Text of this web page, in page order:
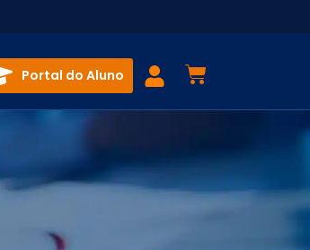
Portal do Aluno